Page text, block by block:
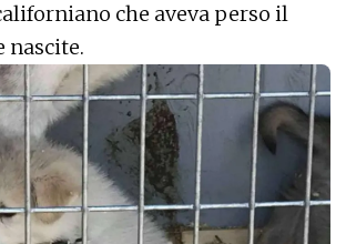
che aveva perso il
nascite.